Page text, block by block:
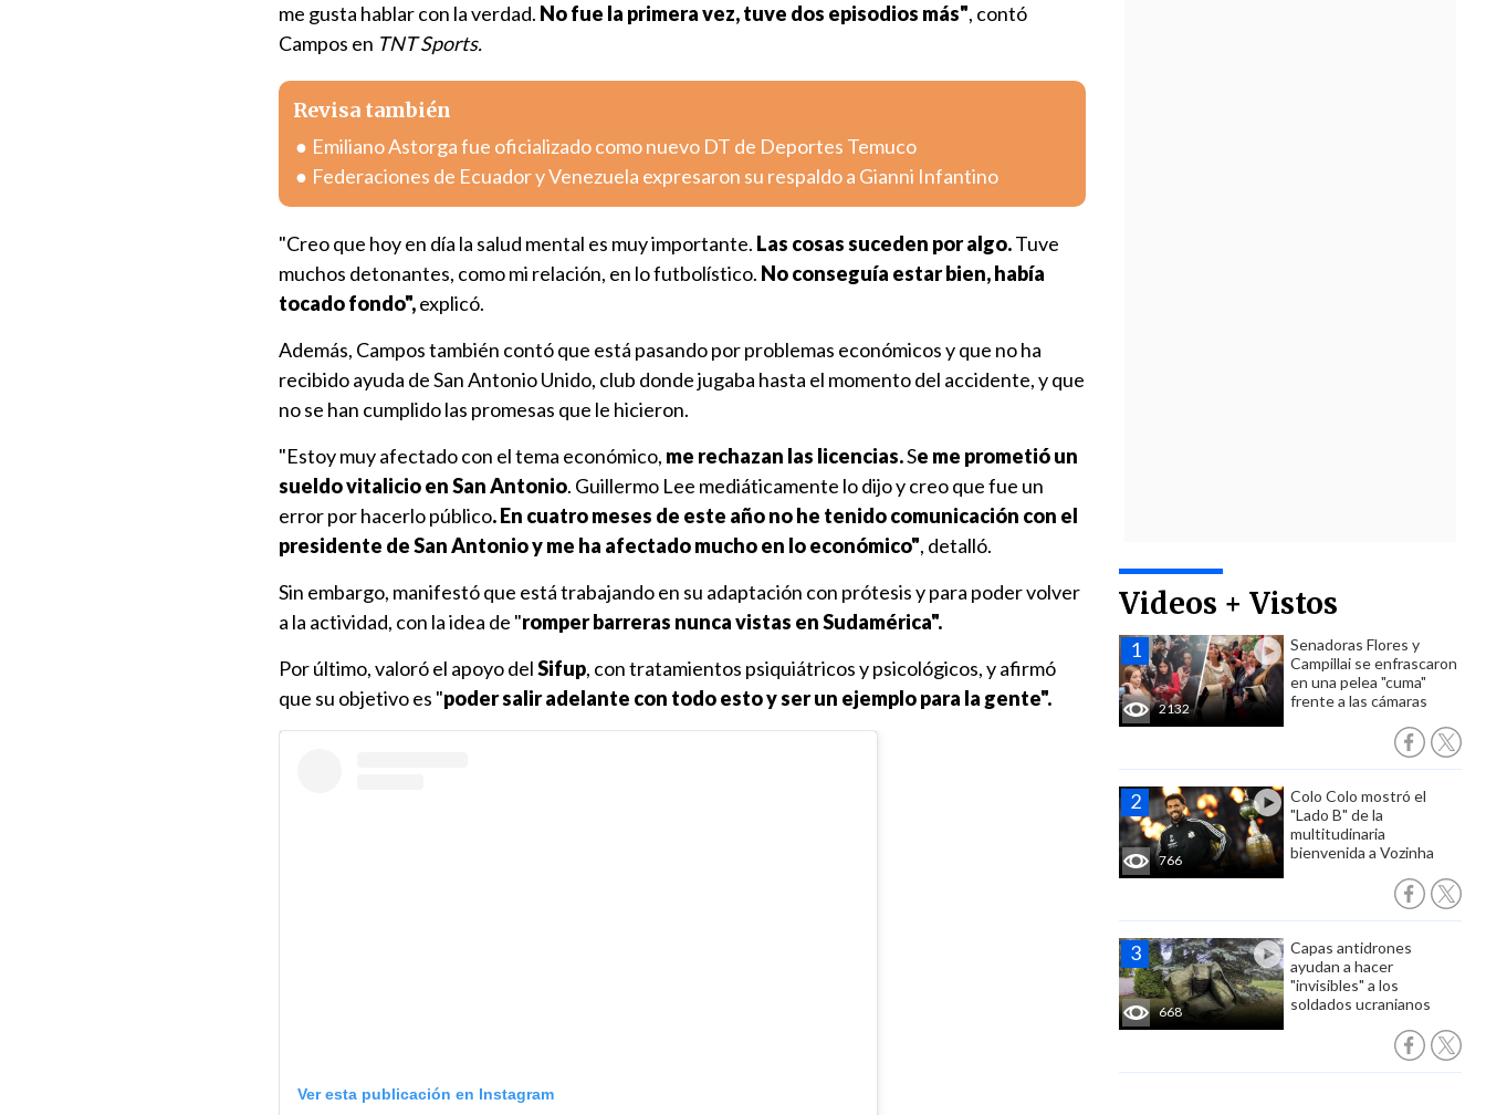
Videos + Vistos
2132
Senadoras Flores y
Campillai se enfrascaron
en una pelea "cuma"
frente a las cámaras
766
Colo Colo mostró el
"Lado B" de la
multitudinaria
bienvenida a Vozinha
668
Capas antidrones
ayudan a hacer
"invisibles" a los
soldados ucranianos
me gusta hablar con la verdad. No fue la primera vez, tuve dos episodios más", contó
Campos en TNT Sports.
Revisa también
Emiliano Astorga fue oficializado como nuevo DT de Deportes Temuco
Federaciones de Ecuador y Venezuela expresaron su respaldo a Gianni Infantino
"Creo que hoy en día la salud mental es muy importante. Las cosas suceden por algo.Tuve
muchos detonantes, como mi relación, en lo futbolístico. No conseguía estar bien, había
tocado fondo",explicó.
Además, Campos también contó que está pasando por problemas económicos y que no ha
recibido ayuda de San Antonio Unido, club donde jugaba hasta el momento del accidente, y que
no se han cumplido las promesas que le hicieron.
"Estoy muy afectado con el tema económico, me rechazan las licencias.Se me prometió un
sueldo vitalicio en San Antonio. Guillermo Lee mediáticamente lo dijo y creo que fue un
error por hacerlo público. En cuatro meses de este año no he tenido comunicación con el
presidente de San Antonio y me ha afectado mucho en lo económico", detalló.
Sin embargo, manifestó que está trabajando en su adaptación con prótesis y para poder volver
a la actividad, con la idea de "romper barreras nunca vistas en Sudamérica".
Por último, valoró el apoyo delSifup, con tratamientos psiquiátricos y psicológicos, y afirmó
que su objetivo es "poder salir adelante con todo esto y ser un ejemplo para la gente".
Ver esta publicación en Instagram